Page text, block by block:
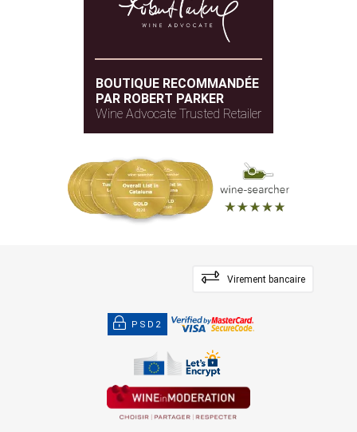
BOUTIQUE RECOMMANDÉE
PAR ROBERT PARKER
Wine Advocate Trusted Retailer
Virement bancaire
PSD2